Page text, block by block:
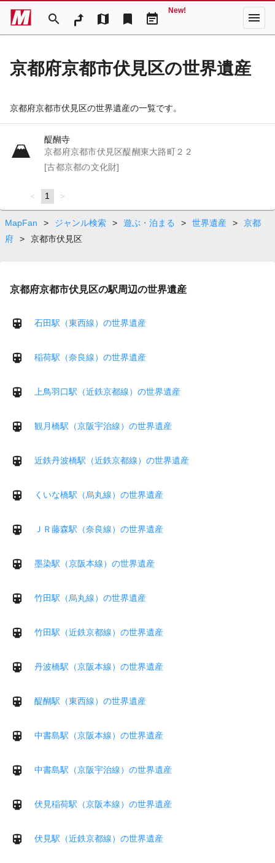
search map bookmark event_note
New! menu
京都府京都市伏見区の世界遺産
京都府京都市伏見区の世界遺産の一覧です。
醍醐寺
京都府京都市伏見区醍醐東大路町２２
[古都京都の文化財]
page
You're
on
page
1 page
MapFan > ジャンル検索 > 遊ぶ・泊まる > 世界遺産 >
京都
府
> 京都市伏見区
京都府京都市伏見区の駅周辺の世界遺産
石田駅（東西線）の世界遺産
稲荷駅（奈良線）の世界遺産
上鳥羽口駅（近鉄京都線）の世界遺産
観月橋駅（京阪宇治線）の世界遺産
近鉄丹波橋駅（近鉄京都線）の世界遺産
くいな橋駅（烏丸線）の世界遺産
ＪＲ藤森駅（奈良線）の世界遺産
墨染駅（京阪本線）の世界遺産
竹田駅（烏丸線）の世界遺産
竹田駅（近鉄京都線）の世界遺産
丹波橋駅（京阪本線）の世界遺産
醍醐駅（東西線）の世界遺産
中書島駅（京阪本線）の世界遺産
中書島駅（京阪宇治線）の世界遺産
伏見稲荷駅（京阪本線）の世界遺産
伏見駅（近鉄京都線）の世界遺産